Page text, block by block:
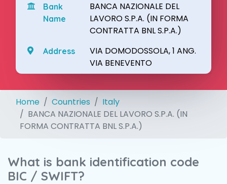
Bank
Name
BANCA NAZIONALE DEL
LAVORO S.P.A. (IN FORMA
CONTRATTA BNL S.P.A.)
Address
VIA DOMODOSSOLA, 1 ANG.
VIA BENEVENTO
Home Countries
Italy
BANCA NAZIONALE DEL LAVORO S.P.A. (IN
FORMA CONTRATTA BNL S.P.A.)
What is bank identification code
BIC / SWIFT?